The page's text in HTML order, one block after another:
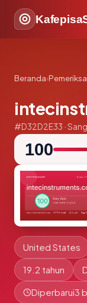
Beranda›
#D32D2E33 ·
100
United States
19.2 tahun
Diperbarui3